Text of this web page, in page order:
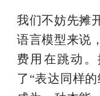
我们不妨先摊
语言模型来说
费用在跳动。
了“表达同样